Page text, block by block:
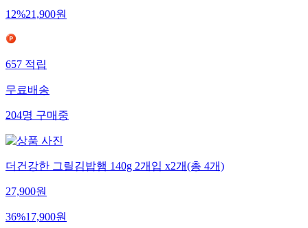
12%21,900원
657적립
무료배송
204명구매중
더건강한 그릴김밥햄 140g 2개입 x2개(총 4개)
27,900원
36%17,900원